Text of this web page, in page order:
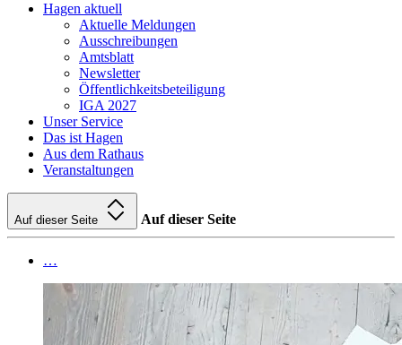
Hagen aktuell
Aktuelle Meldungen
Ausschreibungen
Amtsblatt
Newsletter
Öffentlichkeitsbeteiligung
IGA 2027
Unser Service
Das ist Hagen
Aus dem Rathaus
Veranstaltungen
Auf dieser Seite Auf dieser Seite
…